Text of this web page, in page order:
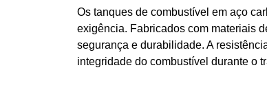
Os tanques de combustível em aço
exigência. Fabricados com materiais
segurança e durabilidade. A
integridade do combustível durante o